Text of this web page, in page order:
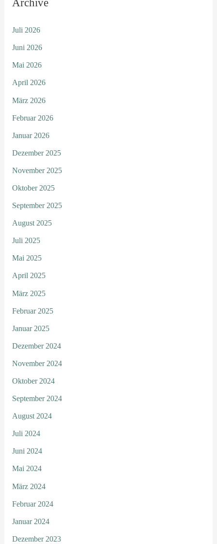
Archive
Juli 2026
Juni 2026
Mai 2026
April 2026
März 2026
Februar 2026
Januar 2026
Dezember 2025
November 2025
Oktober 2025
September 2025
August 2025
Juli 2025
Mai 2025
April 2025
März 2025
Februar 2025
Januar 2025
Dezember 2024
November 2024
Oktober 2024
September 2024
August 2024
Juli 2024
Juni 2024
Mai 2024
März 2024
Februar 2024
Januar 2024
Dezember 2023